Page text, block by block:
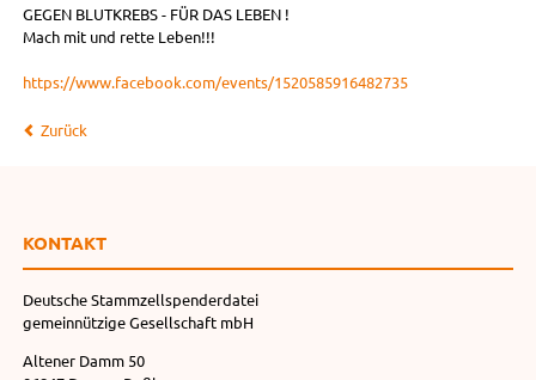
GEGEN BLUTKREBS - FÜR DAS LEBEN !
Mach mit und rette Leben!!!
https://www.facebook.com/events/1520585916482735
Zurück
KONTAKT
Deutsche Stammzellspenderdatei
gemeinnützige Gesellschaft mbH
Altener Damm 50